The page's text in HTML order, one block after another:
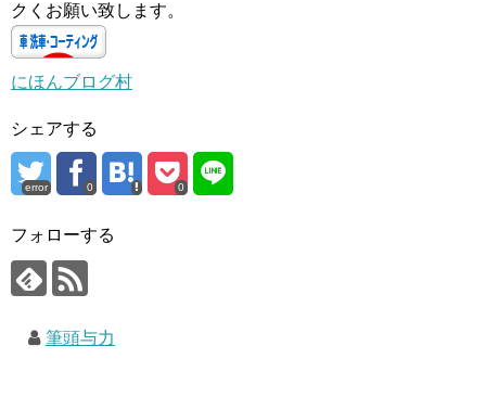
クくお願い致します。
にほんブログ村
シェアする
error 0 0
フォローする
筆頭与力